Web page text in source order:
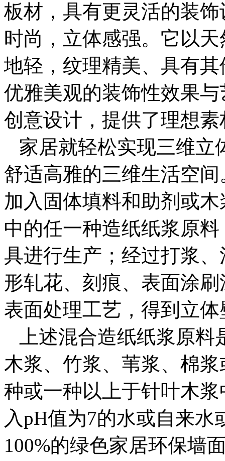
板材，具有更灵活的装
时尚，立体感强。它以
地轻，纹理精美、具有
优雅美观的装饰性效果
创意设计，提供了理想素
家居就轻松实现三维立
舒适高雅的三维生活空
加入固体填料和助剂或
中的任一种造纸纸浆原
具进行生产；经过打浆
形轧花、刻痕、表面涂
表面处理工艺，得到立体
上述混合造纸纸浆原料
木浆、竹浆、苇浆、棉
种或一种以上于针叶木
入pH值为7的水或自来
100%的绿色家居环保墙